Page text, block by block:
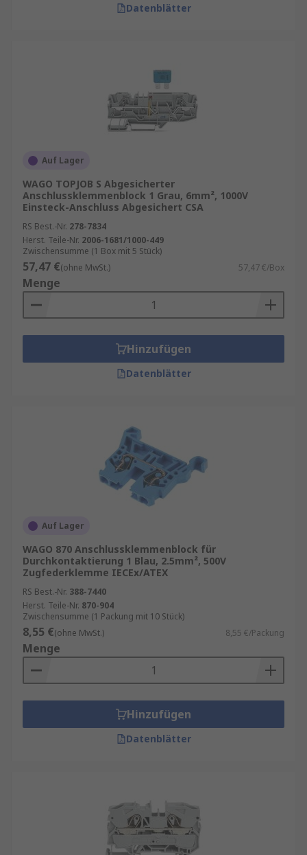
Datenblätter
Auf Lager
WAGO TOPJOB S Abgesicherter
Anschlussklemmenblock 1 Grau, 6mm², 1000V
Einsteck-Anschluss Abgesichert CSA
RS Best.-Nr. 278-7834
Herst. Teile-Nr. 2006-1681/1000-449
Zwischensumme (1 Box mit 5 Stück)
57,47 €(ohne MwSt.) 57,47 €/Box
Menge
Hinzufügen
Datenblätter
Auf Lager
WAGO 870 Anschlussklemmenblock für
Durchkontaktierung 1 Blau, 2.5mm², 500V
Zugfederklemme IECEx/ATEX
RS Best.-Nr. 388-7440
Herst. Teile-Nr. 870-904
Zwischensumme (1 Packung mit 10 Stück)
8,55 €(ohne MwSt.) 8,55 €/Packung
Menge
Hinzufügen
Datenblätter